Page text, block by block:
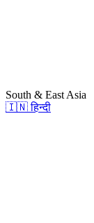
South & East Asia
🇮🇳 हिन्दी